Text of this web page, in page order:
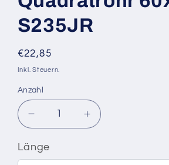
S235JR
Normaler
Preis
€22,85
Inkl. Steuern.
Anzahl
Verringere
die
Menge
für
Erhöhe
die
für
Länge